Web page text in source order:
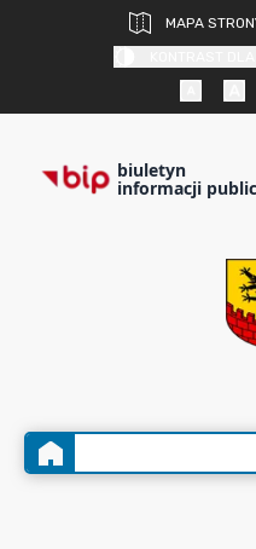
MAPA
biuletyn
informacji